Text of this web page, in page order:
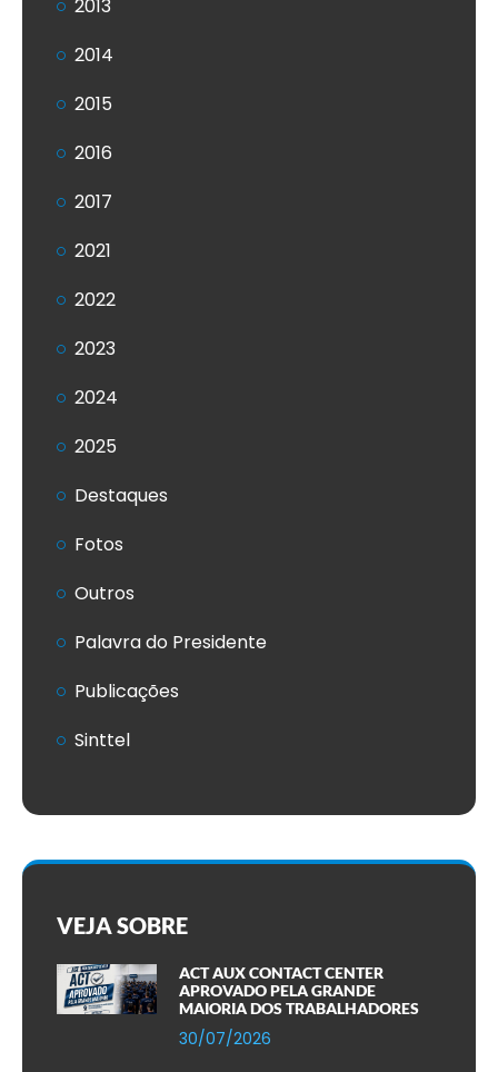
2013
2014
2015
2016
2017
2021
2022
2023
2024
2025
Destaques
Fotos
Outros
Palavra do Presidente
Publicações
Sinttel
VEJA SOBRE
ACT AUX CONTACT CENTER
APROVADO PELA GRANDE
MAIORIA DOS TRABALHADORES
30/07/2026